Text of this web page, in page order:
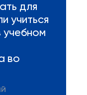
для
учиться
учебном
во